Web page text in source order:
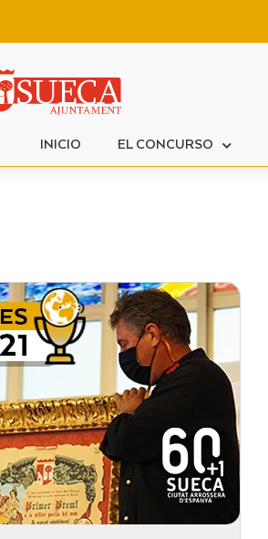
INICIO EL CONCURSO